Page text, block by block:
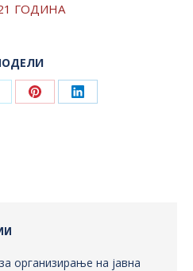
ГОДИНА
Share Share
организирање на јавна